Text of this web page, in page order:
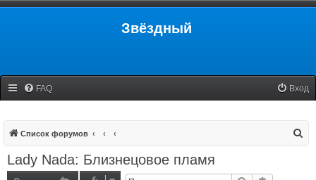
Звёздный
FAQ Вход
Список форумов
Lady Nada: Близнецовое пламя